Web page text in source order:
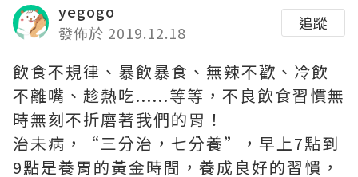
yegogo
發佈於 2019.12.18
追蹤
飲食不規律、暴飲暴食、無辣不歡、冷飲
不離嘴、趁熱吃......等等，不良飲食習慣無
時無刻不折磨著我們的胃！
治未病，“三分治，七分養”，早上7點到
9點是養胃的黃金時間，養成良好的習慣，